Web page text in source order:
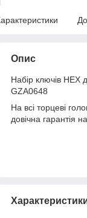
Опис
Набір ключів HEX
GZA0648
На всі торцеві
довічна гарантія